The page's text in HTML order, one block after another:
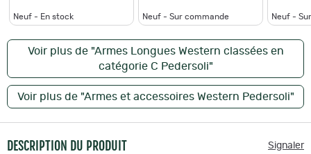
Neuf - En stock Neuf - Sur commande Neuf -
Voir plus de "Armes Longues Western classées en
catégorie C Pedersoli"
Voir plus de "Armes et accessoires Western Pedersoli"
DESCRIPTION DU PRODUIT Signaler